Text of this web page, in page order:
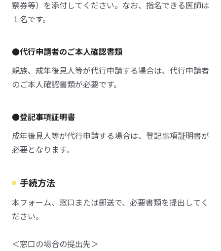
察券等）を添付してください。なお、指名できる医師は
１名です。
●代行申請者のご本人確認書類
親族、成年後見人等が代行申請する場合は、代行申請者
のご本人確認書類が必要です。
●登記事項証明書
成年後見人等が代行申請する場合は、登記事項証明書が
必要となります。
手続方法
本フォーム、窓口または郵送で、必要書類を提出してく
ださい。
＜窓口の場合の提出先＞